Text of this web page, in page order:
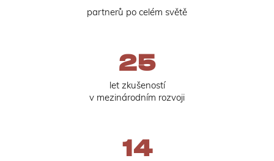
partnerů po celém světě
let zkušeností
v mezinárodním rozvoji
25
14